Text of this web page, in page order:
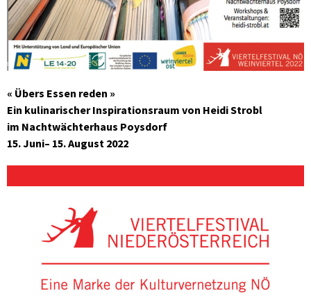
« Übers Essen reden »
Ein kulinarischer Inspirationsraum von Heidi Strobl
im Nachtwächterhaus Poysdorf
15. Juni– 15. August 2022